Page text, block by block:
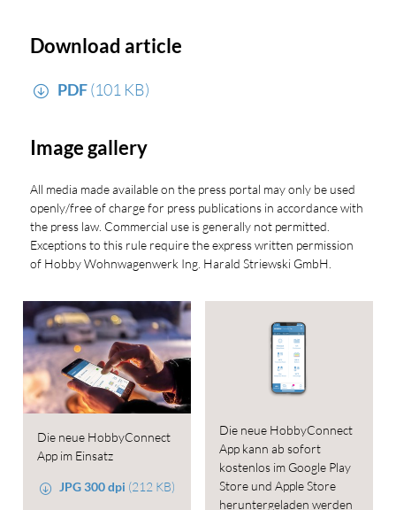
Download article
PDF(101 KB)
Image gallery
All media made available on the press portal may only be used
openly/free of charge for press publications in accordance with
the press law. Commercial use is generally not permitted.
Exceptions to this rule require the express written permission
of Hobby Wohnwagenwerk Ing. Harald Striewski GmbH.
Die neue HobbyConnect
App im Einsatz
JPG 300 dpi (212 KB)
Die neue HobbyConnect
App kann ab sofort
kostenlos im Google Play
Store und Apple Store
heruntergeladen werden